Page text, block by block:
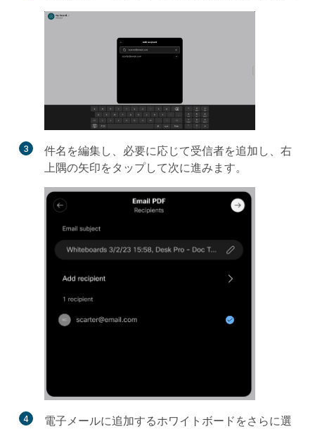
3
件名を編集し、必要に応じて受信者を追加し、右
上隅の矢印をタップして次に進みます。
4
電子メールに追加するホワイトボードをさらに選